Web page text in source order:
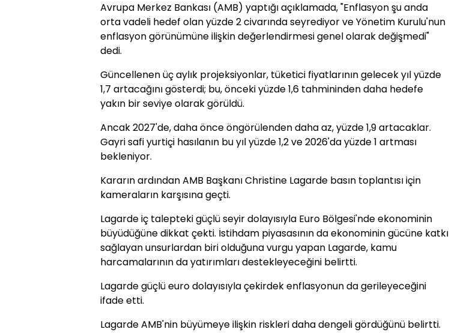
Avrupa Merkez Bankası (AMB) yaptığı açıklamada, "Enflasyon şu anda
orta vadeli hedef olan yüzde 2 civarında seyrediyor ve Yönetim Kurulu'nun
enflasyon görünümüne ilişkin değerlendirmesi genel olarak değişmedi"
dedi.
Güncellenen üç aylık projeksiyonlar, tüketici fiyatlarının gelecek yıl yüzde
1,7 artacağını gösterdi; bu, önceki yüzde 1,6 tahmininden daha hedefe
yakın bir seviye olarak görüldü.
Ancak 2027'de, daha önce öngörülenden daha az, yüzde 1,9 artacaklar.
Gayri safi yurtiçi hasılanın bu yıl yüzde 1,2 ve 2026'da yüzde 1 artması
bekleniyor.
Kararın ardından AMB Başkanı Christine Lagarde basın toplantısı için
kameraların karşısına geçti.
Lagarde iç talepteki güçlü seyir dolayısıyla Euro Bölgesi'nde ekonominin
büyüdüğüne dikkat çekti. İstihdam piyasasının da ekonominin gücüne katkı
sağlayan unsurlardan biri olduğuna vurgu yapan Lagarde, kamu
harcamalarının da yatırımları destekleyeceğini belirtti.
Lagarde güçlü euro dolayısıyla çekirdek enflasyonun da gerileyeceğini
ifade etti.
Lagarde AMB'nin büyümeye ilişkin riskleri daha dengeli gördüğünü belirtti.